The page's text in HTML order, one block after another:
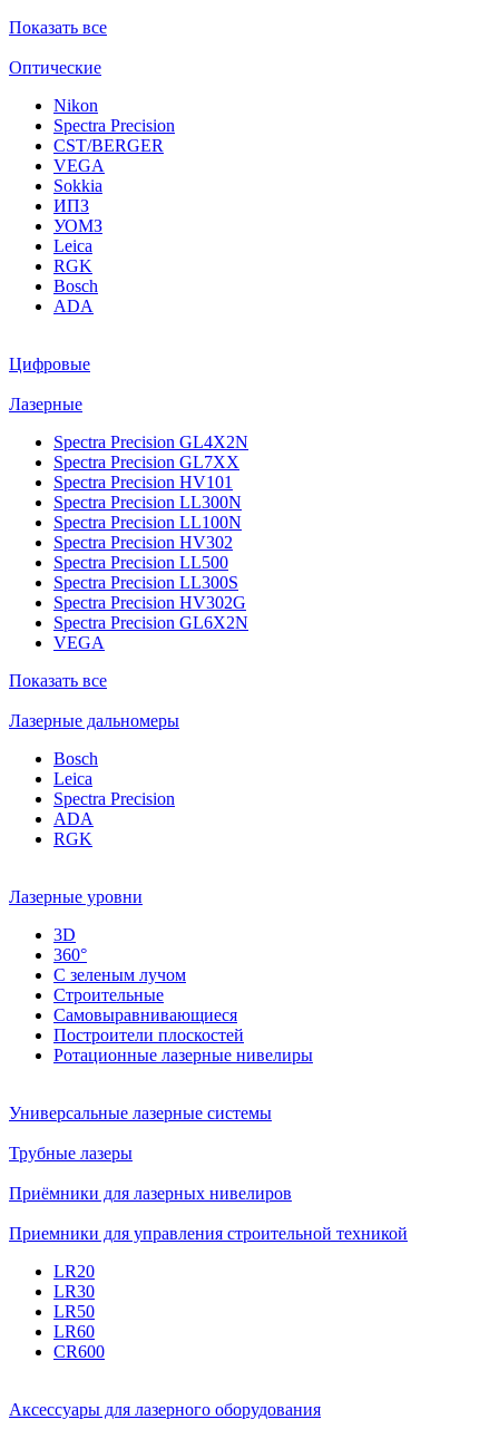
Показать все
Оптические
Nikon
Spectra Precision
CST/BERGER
VEGA
Sokkia
ИПЗ
УОМЗ
Leica
RGK
Bosch
ADA
Цифровые
Лазерные
Spectra Precision GL4X2N
Spectra Precision GL7XX
Spectra Precision HV101
Spectra Precision LL300N
Spectra Precision LL100N
Spectra Precision HV302
Spectra Precision LL500
Spectra Precision LL300S
Spectra Precision HV302G
Spectra Precision GL6X2N
VEGA
Показать все
Лазерные дальномеры
Bosch
Leica
Spectra Precision
ADA
RGK
Лазерные уровни
3D
360°
С зеленым лучом
Строительные
Самовыравнивающиеся
Построители плоскостей
Ротационные лазерные нивелиры
Универсальные лазерные системы
Трубные лазеры
Приёмники для лазерных нивелиров
Приемники для управления строительной техникой
LR20
LR30
LR50
LR60
CR600
Аксессуары для лазерного оборудования